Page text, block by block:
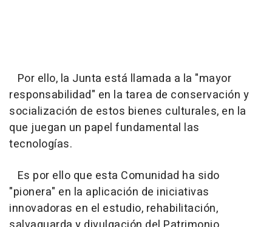
Por ello, la Junta está llamada a la "mayor
responsabilidad" en la tarea de conservación y
socialización de estos bienes culturales, en la
que juegan un papel fundamental las
tecnologías.
Es por ello que esta Comunidad ha sido
"pionera" en la aplicación de iniciativas
innovadoras en el estudio, rehabilitación,